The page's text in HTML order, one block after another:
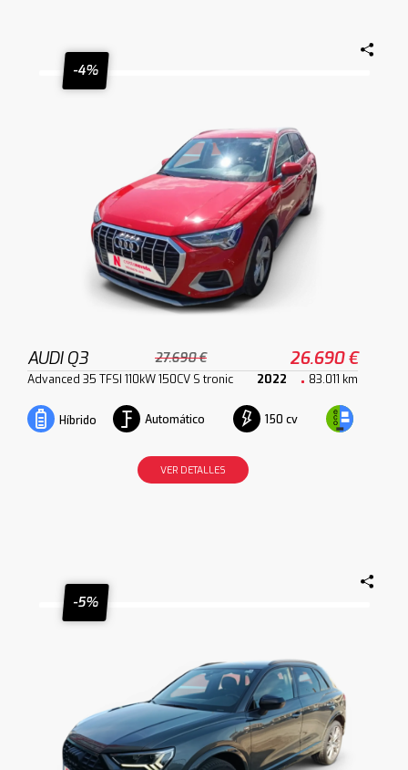
-4%
AUDI Q3 27.690 € 26.690 €
Advanced 35 TFSI 110kW 150CV S tronic 2022 83.011 km
Híbrido Automático 150 cv
VER DETALLES
-5%